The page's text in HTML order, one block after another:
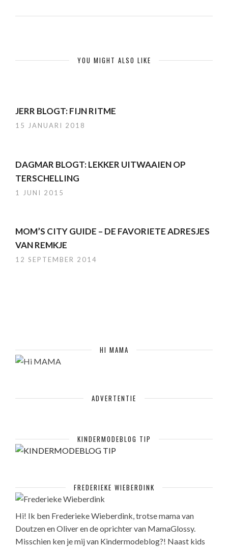
YOU MIGHT ALSO LIKE
JERR BLOGT: FIJN RITME
15 JANUARI 2018
DAGMAR BLOGT: LEKKER UITWAAIEN OP
TERSCHELLING
1 JUNI 2015
MOM’S CITY GUIDE – DE FAVORIETE ADRESJES
VAN REMKJE
12 SEPTEMBER 2014
HI MAMA
ADVERTENTIE
KINDERMODEBLOG TIP
FREDERIEKE WIEBERDINK
Hi! Ik ben Frederieke Wieberdink, trotse mama van
Doutzen en Oliver en de oprichter van MamaGlossy.
Misschien ken je mij van Kindermodeblog?! Naast kids